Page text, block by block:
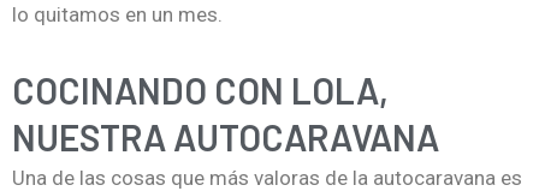
lo quitamos en un mes.
COCINANDO CON LOLA,
NUESTRA AUTOCARAVANA
Una de las cosas que más valoras de la autocaravana es